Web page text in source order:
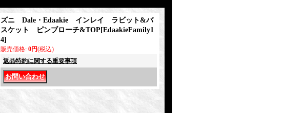
ズニ Dale・Edaakie インレイ ラビット&バ
スケット ピンブローチ&TOP [EdaakieFamily1
4]
販売価格: 0円(税込)
返品特約に関する重要事項